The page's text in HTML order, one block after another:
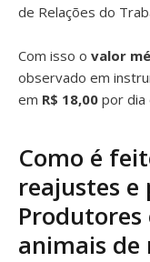
de Relações do
Com isso o valor
observado em
em R$ 18,00 por dia
Como é
reajustes e
animais de